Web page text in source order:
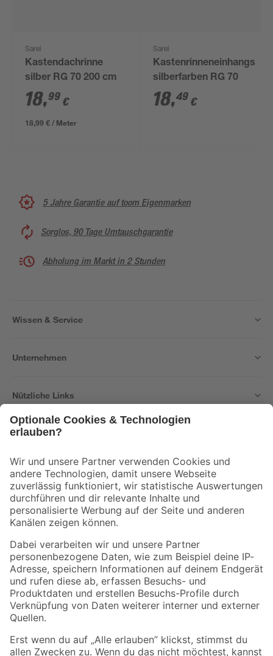
Sarei
Kastendachrinne
silber RG 70 200 cm
18,99 €
18,99 € / Meter
Sarei
silberfarben RG 70
18,49 €
5 Jahre Garantie auf toom Eigenmarken
Sorglos, 90 Tage Umtauschgarantie
Abholung im Markt in 2 Stunden
Wissen & Service
Unternehmen
Nützliche Links
Der toom Newsletter: Keine Angebote und Aktionen mehr verpassen!
Zur Newsletter Anmeldung
Folge uns
Zahlungsarten Versandarten
Sicher einkaufen